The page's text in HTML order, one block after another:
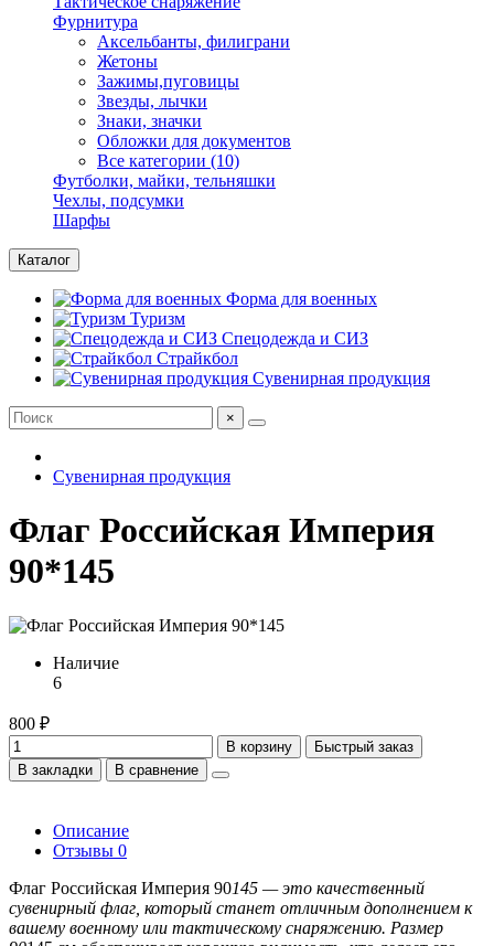
Фурнитура
Аксельбанты, филиграни
Жетоны
Зажимы,пуговицы
Звезды, лычки
Знаки, значки
Обложки для документов
Все категории (10)
Футболки, майки, тельняшки
Чехлы, подсумки
Шарфы
Каталог
Форма для военных
Туризм
Спецодежда и СИЗ
Страйкбол
Сувенирная продукция
×
Сувенирная продукция
Флаг Российская Империя
90*145
Наличие
6
800 ₽
В корзину
Быстрый заказ
В закладки
В сравнение
Описание
Отзывы 0
Флаг Российская Империя 90145 — это качественный
сувенирный флаг, который станет отличным дополнением к
вашему военному или тактическому снаряжению. Размер